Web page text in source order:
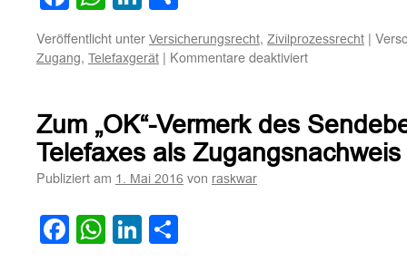
Veröffentlicht unter Versicherungsrecht, Zivilprozessrecht |
Zugang, Telefaxgerät | Kommentare deaktiviertfür
für
eine
per
Telefax
Zum „OK“-Vermerk des
Telefaxes als Zugangsnachweis
Publiziert am 1. Mai 2016 von raskwar
Facebook
WhatsApp
LinkedIn